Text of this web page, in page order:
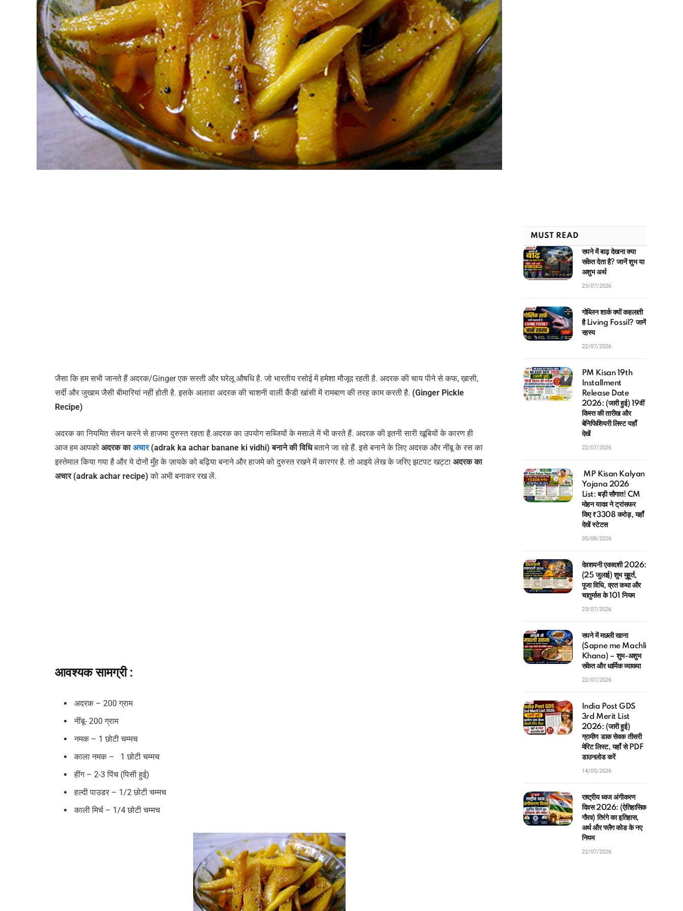
जैसा कि हम सभी जानते हैं अदरक/Ginger एक सस्ती और घरेलू औषधि है. जो भारतीय रसोई में हमेशा मौजूद रहती है. अदरक की चाय पीने से कफ, ख़ासी,
सर्दी और जुखाम जैसी बीमारियां नहीं होती है. इसके अलावा अदरक की चाशनी वाली कैंडी खांसी में रामबाण की तरह काम करती है. (Ginger Pickle
Recipe)
अदरक का नियमित सेवन करने से हाजमा दुरुस्त रहता है.अदरक का उपयोग सब्जियों के मसाले में भी करते हैं. अदरक की इतनी सारी खूबियों के कारण ही
आज हम आपकोअदरक काअचार(adrak ka achar banane ki vidhi) बनाने की विधिबताने जा रहे हैं. इसे बनाने के लिए अदरक और नींबू के रस का
इस्तेमाल किया गया है और ये दोनों मुँह के ज़ायके को बढ़िया बनाने और हाजमे को दुरुस्त रखने में कारगर है. तो आइये लेख के जरिए झटपट खट्टाअदरक का
अचार (adrak achar recipe) को अभी बनाकर रख लें.
आवश्यक सामग्री :
अदरक – 200 ग्राम
नींबू- 200 ग्राम
नमक – 1 छोटी चम्मच
काला नमक – 1 छोटी चम्मच
हींग – 2-3 पिंच (पिसी हुई)
हल्दी पाउडर – 1/2 छोटी चम्मच
काली मिर्च – 1/4 छोटी चम्मच
MUST READ
सपने में बाढ़ देखना क्या
संकेत देता है? जानें शुभ या
अशुभ अर्थ
23/07/2026
गोब्लिन शार्क क्यों कहलाती
है Living Fossil? जानें
रहस्य
22/07/2026
PM Kisan 19th
Installment
Release Date
2026: (जारी हुई) 19वीं
किस्त की तारीख और
बेनिफिशियरी लिस्ट यहाँ
देखें
22/07/2026
MP Kisan Kalyan
Yojana 2026
List: बड़ी सौगात! CM
मोहन यादव ने ट्रांसफर
किए ₹3308 करोड़, यहाँ
देखें स्टेटस
05/08/2026
देवशयनी एकादशी 2026:
(25 जुलाई) शुभ मुहूर्त,
पूजा विधि, व्रत कथा और
चातुर्मास के 101 नियम
23/07/2026
सपने में मछली खाना
(Sapne me Machli
Khana) – शुभ-अशुभ
संकेत और धार्मिक व्याख्या
22/07/2026
India Post GDS
3rd Merit List
2026: (जारी हुई)
ग्रामीण डाक सेवक तीसरी
मेरिट लिस्ट, यहाँ से PDF
डाउनलोड करें
14/05/2026
राष्ट्रीय ध्वज अंगीकरण
दिवस 2026: (ऐतिहासिक
गौरव) तिरंगे का इतिहास,
अर्थ और फ्लैग कोड के नए
नियम
22/07/2026